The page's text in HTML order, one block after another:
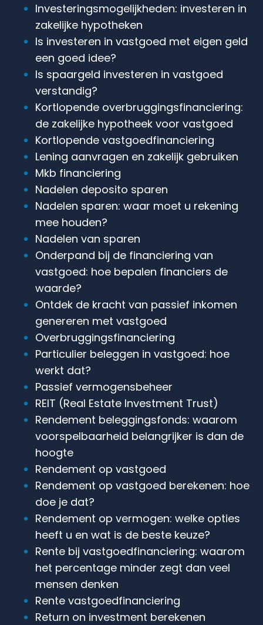
Investeringsmogelijkheden: investeren in
zakelijke hypotheken
Is investeren in vastgoed met eigen geld
een goed idee?
Is spaargeld investeren in vastgoed
verstandig?
Kortlopende overbruggingsfinanciering:
de zakelijke hypotheek voor vastgoed
Kortlopende vastgoedfinanciering
Lening aanvragen en zakelijk gebruiken
Mkb financiering
Nadelen deposito sparen
Nadelen sparen: waar moet u rekening
mee houden?
Nadelen van sparen
Onderpand bij de financiering van
vastgoed: hoe bepalen financiers de
waarde?
Ontdek de kracht van passief inkomen
genereren met vastgoed
Overbruggingsfinanciering
Particulier beleggen in vastgoed: hoe
werkt dat?
Passief vermogensbeheer
REIT (Real Estate Investment Trust)
Rendement beleggingsfonds: waarom
voorspelbaarheid belangrijker is dan de
hoogte
Rendement op vastgoed
Rendement op vastgoed berekenen: hoe
doe je dat?
Rendement op vermogen: welke opties
heeft u en wat is de beste keuze?
Rente bij vastgoedfinanciering: waarom
het percentage minder zegt dan veel
mensen denken
Rente vastgoedfinanciering
Return on investment berekenen